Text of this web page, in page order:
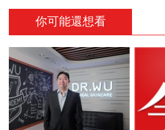
你可能還想看